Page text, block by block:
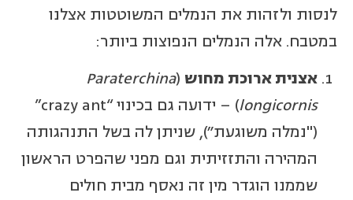
לנסות ולזהות את הנמלים המשוטטות אצלנו
במטבח. אלה הנמלים הנפוצות ביותר:
אצנית ארוכת מחוש (
Paraterchina
longicornis
) – ידועה גם בכינוי “crazy ant”
("נמלה משוגעת"), שניתן לה בשל התנהגותה
המהירה והתזזיתית וגם מפני שהפרט הראשון
שממנו הוגדר מין זה נאסף מבית חולים